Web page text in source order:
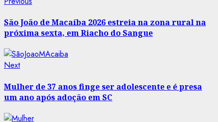
Post
navigation
São João de Macaíba 2026 estreia na zona rural na
próxima sexta, em Riacho do Sangue
NextNext
Mulher de 37 anos finge ser adolescente e é presa
um ano após adoção em SC